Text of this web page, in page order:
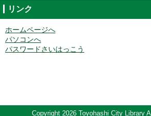
リンク
ホームページへ
パソコンへ
パスワードさいはっこう
Copyright 2026 Toyohashi City Library